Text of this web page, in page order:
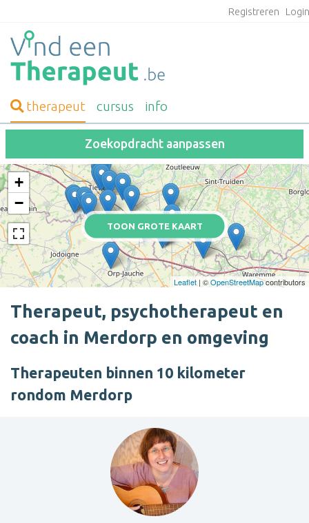
Registreren
therapeut cursus info
Zoekopdracht aanpassen
TOON GROTE KAART
+
−
Leaflet | ©OpenStreetMapcontributors
Therapeut, psychotherapeut en
coach in Merdorp en omgeving
Therapeuten binnen 10 kilometer
rondom Merdorp